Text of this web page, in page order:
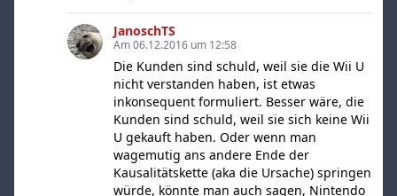
JanoschTS
Am 06.12.2016 um 12:58
Die Kunden sind schuld, weil sie die Wii U
nicht verstanden haben, ist etwas
inkonsequent formuliert. Besser wäre, die
Kunden sind schuld, weil sie sich keine Wii
U gekauft haben. Oder wenn man
wagemutig ans andere Ende der
Kausalitätskette (aka die Ursache) springen
würde, könnte man auch sagen, Nintendo